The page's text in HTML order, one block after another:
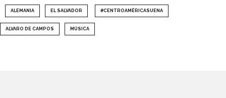
ALEMANIA EL SALVADOR #CENTROAMÉRICASUENA
ALVARO DE CAMPOS MÚSICA